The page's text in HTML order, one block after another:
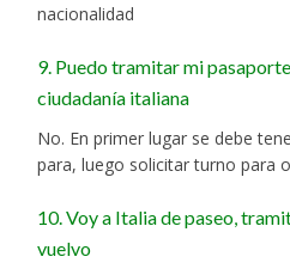
nacionalidad
9. Puedo tramitar mi
ciudadanía italiana
No. En primer lugar se debe
para, luego solicitar turno para
10. Voy a Italia de paseo,
vuelvo